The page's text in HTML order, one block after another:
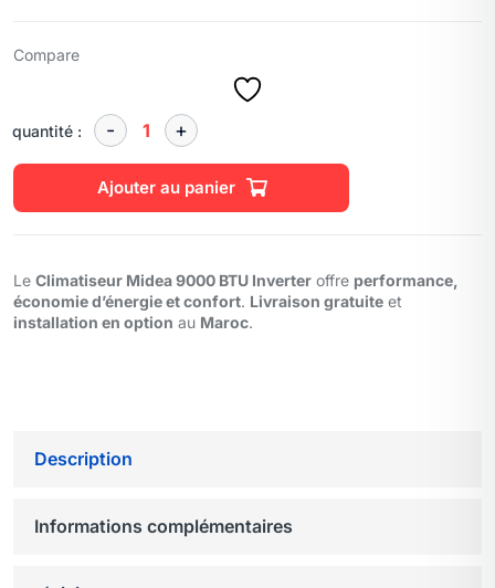
Compare
quantité :
Ajouter au panier
Le Climatiseur Midea 9000 BTU Inverter offre performance,
économie d’énergie et confort. Livraison gratuite et
installation en option au Maroc.
Description
Informations complémentaires